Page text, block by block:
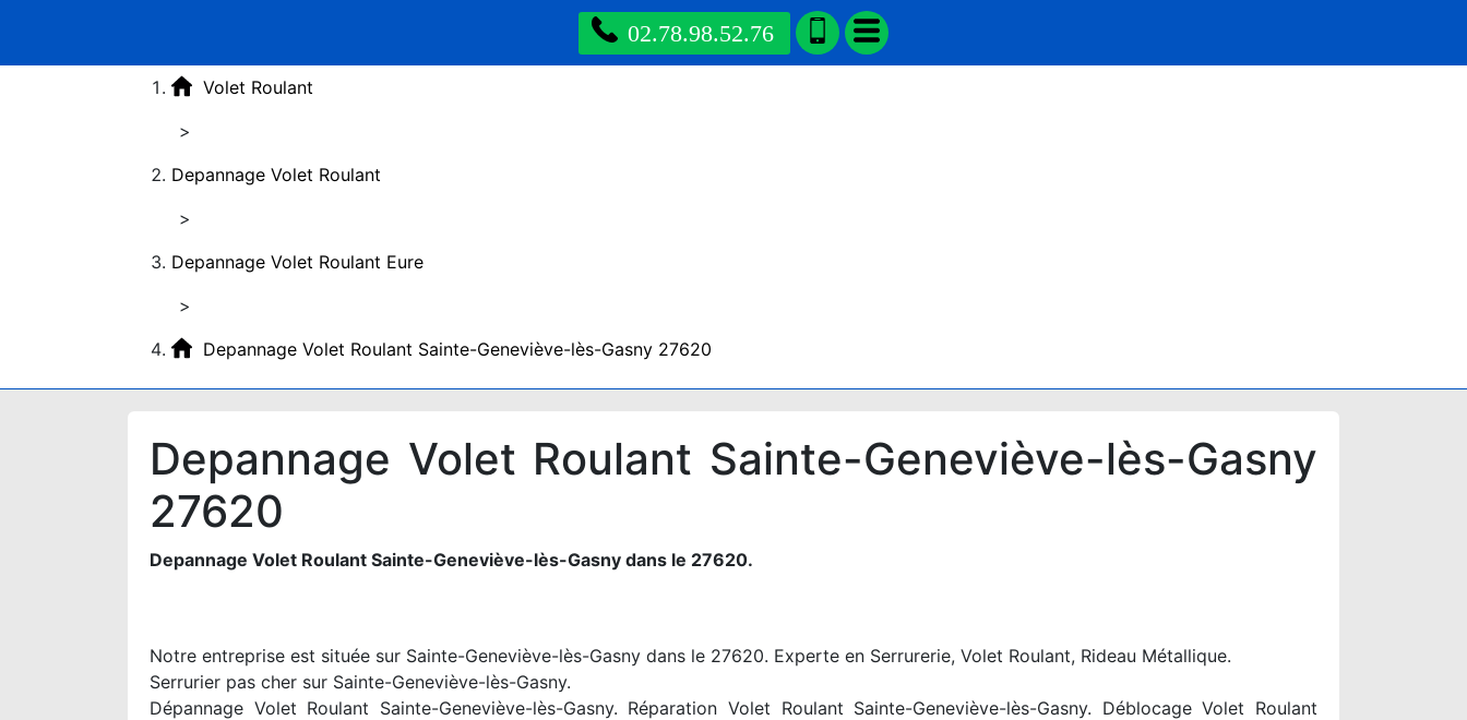
02.78.98.52.76
Volet Roulant
>
Depannage Volet Roulant
>
Depannage Volet Roulant Eure
>
Depannage Volet Roulant Sainte-Geneviève-lès-Gasny 27620
Depannage Volet Roulant Sainte-Geneviève-lès-Gasny
27620
Depannage Volet Roulant Sainte-Geneviève-lès-Gasny dans le 27620.
Notre entreprise est située sur Sainte-Geneviève-lès-Gasny dans le 27620. Experte en Serrurerie, Volet Roulant, Rideau Métallique.
Serrurier pas cher sur Sainte-Geneviève-lès-Gasny.
Dépannage Volet Roulant Sainte-Geneviève-lès-Gasny. Réparation Volet Roulant Sainte-Geneviève-lès-Gasny. Déblocage Volet Roulant